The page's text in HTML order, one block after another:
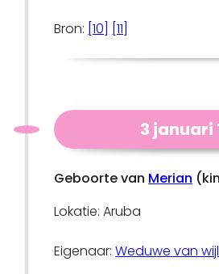
Bron: [10] [11]
3 januari
Geboorte van Merian
Lokatie: Aruba
Eigenaar:Weduwe van